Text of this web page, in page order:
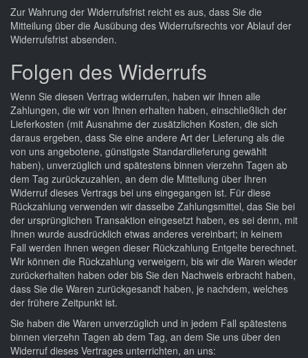
Zur Wahrung der Widerrufsfrist reicht es aus, dass Sie die
Mitteilung über die Ausübung des Widerrufsrechts vor Ablauf der
Widerrufsfrist absenden.
Folgen des Widerrufs
Wenn Sie diesen Vertrag widerrufen, haben wir Ihnen alle
Zahlungen, die wir von Ihnen erhalten haben, einschließlich der
Lieferkosten (mit Ausnahme der zusätzlichen Kosten, die sich
daraus ergeben, dass Sie eine andere Art der Lieferung als die
von uns angebotene, günstigste Standardlieferung gewählt
haben), unverzüglich und spätestens binnen vierzehn Tagen ab
dem Tag zurückzuzahlen, an dem die Mitteilung über Ihren
Widerruf dieses Vertrags bei uns eingegangen ist. Für diese
Rückzahlung verwenden wir dasselbe Zahlungsmittel, das Sie bei
der ursprünglichen Transaktion eingesetzt haben, es sei denn, mit
Ihnen wurde ausdrücklich etwas anderes vereinbart; in keinem
Fall werden Ihnen wegen dieser Rückzahlung Entgelte berechnet.
Wir können die Rückzahlung verweigern, bis wir die Waren wieder
zurückerhalten haben oder bis Sie den Nachweis erbracht haben,
dass Sie die Waren zurückgesandt haben, je nachdem, welches
der frühere Zeitpunkt ist.
Sie haben die Waren unverzüglich und in jedem Fall spätestens
binnen vierzehn Tagen ab dem Tag, an dem Sie uns über den
Widerruf dieses Vertrages unterrichten, an uns: